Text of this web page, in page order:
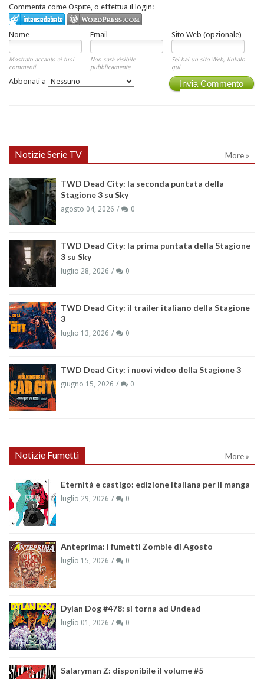
Commenta come Ospite, o effettua il login:
Nome Email Sito Web (opzionale)
Mostrato accanto ai tuoi
commenti.
Non sarà visibile
pubblicamente.
Sei hai un sito Web, linkalo
qui.
Invia Commento
Abbonati a
Notizie Serie TV More »
TWD Dead City: la seconda puntata della
Stagione 3 su Sky
agosto 04, 2026 0
TWD Dead City: la prima puntata della Stagione
3 su Sky
luglio 28, 2026 0
TWD Dead City: il trailer italiano della Stagione
3
luglio 13, 2026 0
TWD Dead City: i nuovi video della Stagione 3
giugno 15, 2026 0
Notizie Fumetti More »
Eternità e castigo: edizione italiana per il manga
luglio 29, 2026 0
Anteprima: i fumetti Zombie di Agosto
luglio 15, 2026 0
Dylan Dog #478: si torna ad Undead
luglio 01, 2026 0
Salaryman Z: disponibile il volume #5